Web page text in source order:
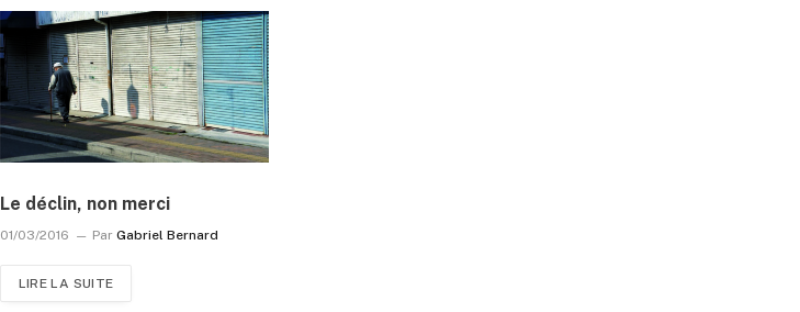
Le déclin, non merci
01/03/2016 Par Gabriel Bernard
LIRE LA SUITE